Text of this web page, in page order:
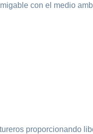
con el medio
proporcionando